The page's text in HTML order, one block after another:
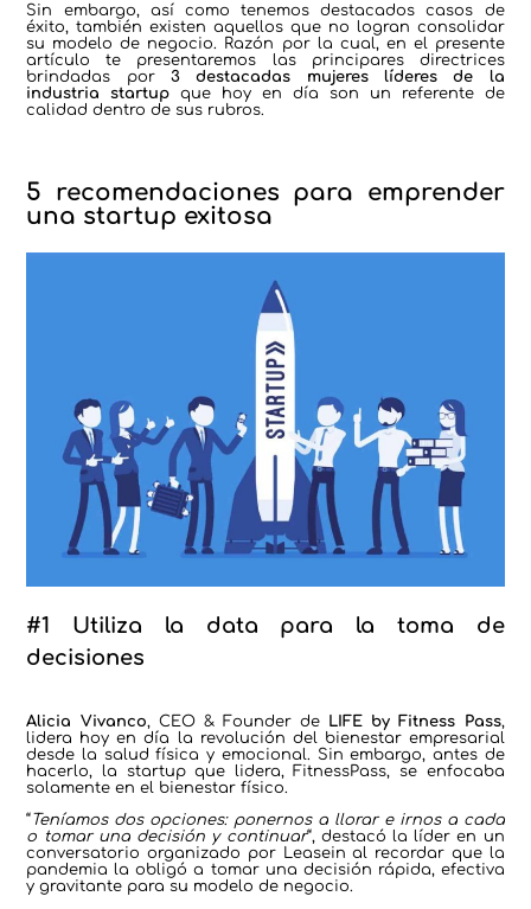
Sin embargo, así como tenemos destacados casos de
éxito, también existen aquellos que no logran consolidar
su modelo de negocio. Razón por la cual, en el presente
artículo te presentaremos las principares directrices
brindadas por3 destacadas mujeres líderes de la
industria startup que hoy en día son un referente de
calidad dentro de sus rubros.
5 recomendaciones para emprender
una startup exitosa
#1 Utiliza la data para la toma de
decisiones
Alicia Vivanco, CEO & Founder de LIFE by Fitness Pass,
lidera hoy en día la revolución del bienestar empresarial
desde la salud física y emocional. Sin embargo, antes de
hacerlo, la startup que lidera, FitnessPass, se enfocaba
solamente en el bienestar físico.
“ Teníamos dos opciones: ponernos a llorar e irnos a cada
o tomar una decisión y continuar“, destacó la líder en un
conversatorio organizado por Leasein al recordar que la
pandemia la obligó a tomar una decisión rápida, efectiva
y gravitante para su modelo de negocio.